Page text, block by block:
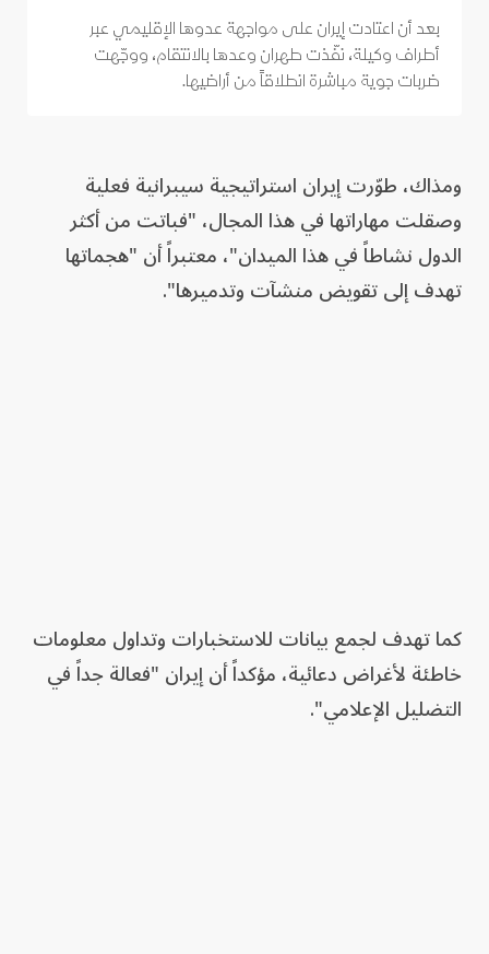
بعد أن اعتادت إيران على مواجهة عدوها الإقليمي عبر
أطراف وكيلة، نفّذت طهران وعدها بالانتقام، ووجّهت
ضربات جوية مباشرة انطلاقاً من أراضيها.
ومذاك، طوّرت إيران استراتيجية سيبرانية فعلية
وصقلت مهاراتها في هذا المجال، "فباتت من أكثر
الدول نشاطاً في هذا الميدان"، معتبراً أن "هجماتها
تهدف إلى تقويض منشآت وتدميرها".
كما تهدف لجمع بيانات للاستخبارات وتداول معلومات
خاطئة لأغراض دعائية، مؤكداً أن إيران "فعالة جداً في
التضليل الإعلامي".